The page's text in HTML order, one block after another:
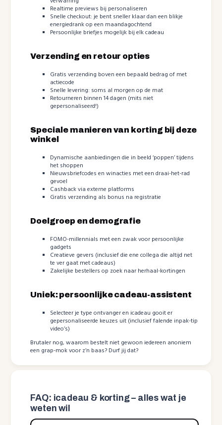
Realtime previews bij personaliseren
Snelle checkout: je bent sneller klaar dan een blikje
energiedrank op een maandagochtend
Persoonlijke briefjes mogelijk bij elk cadeau
Verzending en retour opties
Gratis verzending boven een bepaald bedrag of met
actiecode
Snelle levering: soms al morgen op de mat
Retourneren binnen 14 dagen (mits niet
gepersonaliseerd!)
Speciale manieren van korting bij deze
winkel
Dynamische aanbiedingen die in beeld ‘poppen’ tijdens
het shoppen
Nieuwsbriefcodes en winacties met een draai-het-rad
gevoel
Cashback via externe platforms
Gratis verzending als bonus na registratie
Doelgroep en demografie
FOMO-millennials met een zwak voor persoonlijke
gadgets
Creatieve gevers (inclusief die ene collega die altijd net
te ver gaat met cadeaus)
Zakelijke bestellers op zoek naar herhaal-kortingen
Uniek: persoonlijke cadeau-assistent
Selecteer je type ontvanger en icadeau gooit er
gepersonaliseerde keuzes uit (inclusief falende inpak-tip
video’s)
Brutaler nog, waarom bestelt niet gewoon iedereen anoniem
een grap-mok voor z’n baas? Durf jij dat?
FAQ: icadeau & korting – alles wat je
weten wil